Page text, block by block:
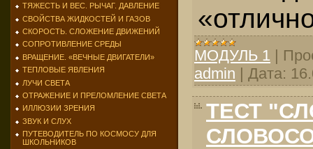
ТЯЖЕСТЬ И ВЕС. РЫЧАГ. ДАВЛЕНИЕ
СВОЙСТВА ЖИДКОСТЕЙ И ГАЗОВ
СКОРОСТЬ. СЛОЖЕНИЕ ДВИЖЕНИЙ
СОПРОТИВЛЕНИЕ СРЕДЫ
ВРАЩЕНИЕ. «ВЕЧНЫЕ ДВИГАТЕЛИ»
ТЕПЛОВЫЕ ЯВЛЕНИЯ
ЛУЧИ СВЕТА
ОТРАЖЕНИЕ И ПРЕЛОМЛЕНИЕ СВЕТА
ИЛЛЮЗИИ ЗРЕНИЯ
ЗВУК И СЛУХ
ПУТЕВОДИТЕЛЬ ПО КОСМОСУ ДЛЯ
ШКОЛЬНИКОВ
МОДУЛЬ 1 |
admin | Дата:
ТЕСТ